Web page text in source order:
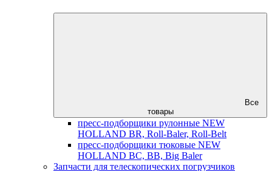
Все
товары
пресс-подборщики рулонные NEW
HOLLAND BR, Roll-Baler, Roll-Belt
пресс-подборщики тюковые NEW
HOLLAND BC, BB, Big Baler
Запчасти для телескопических погрузчиков